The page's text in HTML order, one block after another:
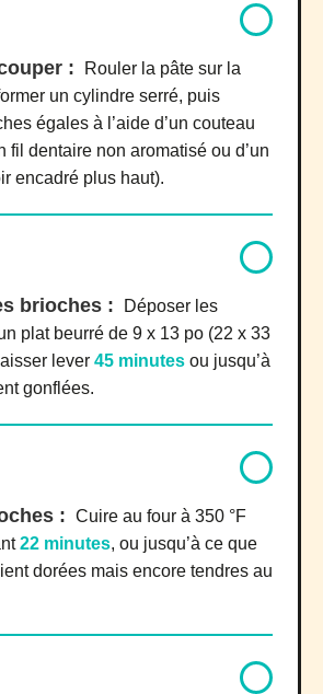
:
Rouler la pâte sur la
un cylindre serré, puis
égales à l’aide d’un couteau
fil dentaire non aromatisé ou d’un
encadré plus haut).
brioches :
Déposer les
plat beurré de 9 x 13 po (22 x 33
lever 45 minutes ou jusqu’à
gonflées.
: Cuire au four à 350 °F
22 minutes, ou jusqu’à ce que
dorées mais encore tendres au